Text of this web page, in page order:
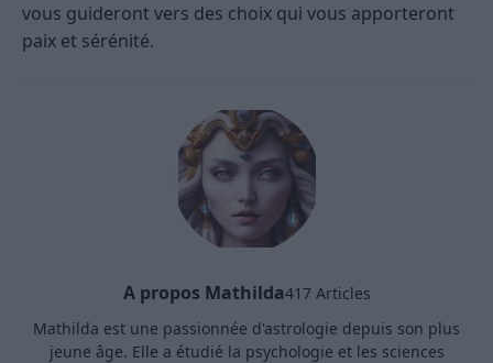
vous guideront vers des choix qui vous apporteront
paix et sérénité.
A propos Mathilda417 Articles
Mathilda est une passionnée d'astrologie depuis son plus
jeune âge. Elle a étudié la psychologie et les sciences